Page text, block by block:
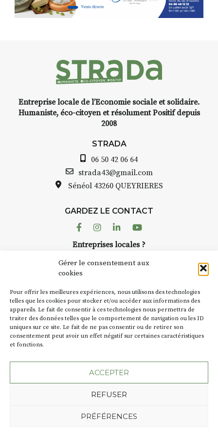
Gérer le consentement aux
cookies
Pour offrir les meilleures expériences, nous utilisons des technologies
telles que les cookies pour stocker et/ou accéder aux informations des
appareils. Le fait de consentir à ces technologies nous permettra de
traiter des données telles que le comportement de navigation ou les ID
uniques sur ce site. Le fait de ne pas consentir ou de retirer son
consentement peut avoir un effet négatif sur certaines caractéristiques
et fonctions.
ACCEPTER
REFUSER
PRÉFÉRENCES
d’Auzon, cette expo-
installation temporaire vous
INTERVIEW
avez ouvert une galerie à
Auzon…
Bernard TURLE Le Fumoir n’est
pas une galerie permanente.
AuzonToujours organise
dans le village. Des artistes et
caves, les granges d’Auzon. Le
Fumoir est l’un de ces espaces
d’autres activités culturelles de
la Petite Cité de Caractère. Par
exemple, l’installationCochon
Charbons’inscrit comme en
« off » du festival d’Auzon 2026
SA D’où vient le nom :Fumoir?
BT C’est le terme employé dans
les actes de propriété du lieu.
c’était un saloir et
Entreprise locale de l’Economie sociale et solidaire.
Humaniste, éco-citoyen et résolument Positif depuis
2008
STRADA
06 50 42 06 64
strada43@gmail.com
Sénéol 43260 QUEYRIERES
GARDEZ LE CONTACT
FacebookInstagram
LinkedinYoutube
Entreprises locales ?
Suivez toute l'actu de Strada
Politique de confidentialité